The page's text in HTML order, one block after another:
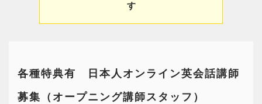
す
各種特典有 日本人オンライン英会話講師
募集（オープニング講師スタッフ）